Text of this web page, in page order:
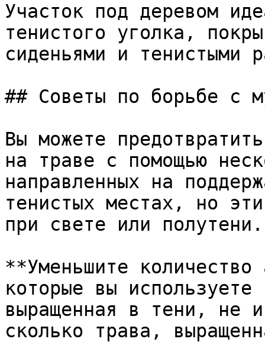
Участок под деревом
тенистого уголка,
сиденьями и тенистыми
## Советы по борьбе с
Вы можете
на траве с помощью
направленных на
тенистых местах, но
при свете или полутени.
**Уменьшите количество
которые вы
выращенная в тени, не
сколько трава,